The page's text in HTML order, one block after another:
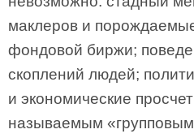
маклеров и
фондовой биржи;
скоплений людей;
и экономические
называемым